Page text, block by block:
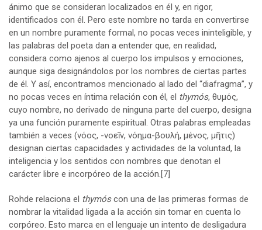
ánimo que se consideran localizados en él y, en rigor,
identificados con él. Pero este nombre no tarda en convertirse
en un nombre puramente formal, no pocas veces ininteligible, y
las palabras del poeta dan a entender que, en realidad,
considera como ajenos al cuerpo los impulsos y emociones,
aunque siga designándolos por los nombres de ciertas partes
de él. Y así, encontramos mencionado al lado del “diafragma”, y
no pocas veces en íntima relación con él, el thymós, θυμός,
cuyo nombre, no derivado de ninguna parte del cuerpo, designa
ya una función puramente espiritual. Otras palabras empleadas
también a veces (νόος, -νοεῖν, νόημα-βουλή, μένος, μῆτις)
designan ciertas capacidades y actividades de la voluntad, la
inteligencia y los sentidos con nombres que denotan el
carácter libre e incorpóreo de la acción.[7]
Rohde relaciona el thymóscon una de las primeras formas de
nombrar la vitalidad ligada a la acción sin tomar en cuenta lo
corpóreo. Esto marca en el lenguaje un intento de desligadura